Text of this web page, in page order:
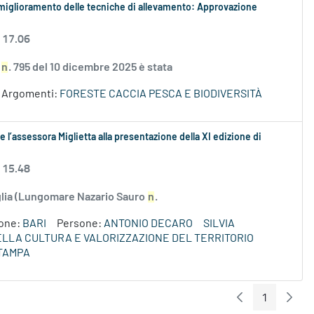
delle tecniche di allevamento: Approvazione
n. 795 del 10 dicembre 2025 è stata
Argomenti: FORESTE CACCIA PESCA E BIODIVERSITÀ
Miglietta alla presentazione della XI edizione di
(Lungomare Nazario Sauro n.
BARI Persone: ANTONIO DECARO
SILVIA
CULTURA E VALORIZZAZIONE DEL TERRITORIO
PaginaPagina
1